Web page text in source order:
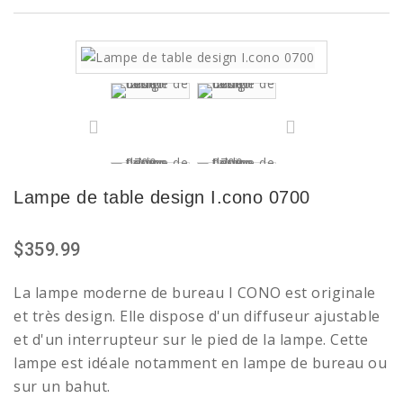
Lampe de table design I.cono 0700
$359.99
La lampe moderne de bureau I CONO est originale
et très design. Elle dispose d'un diffuseur ajustable
et d'un interrupteur sur le pied de la lampe. Cette
lampe est idéale notamment en lampe de bureau ou
sur un bahut.